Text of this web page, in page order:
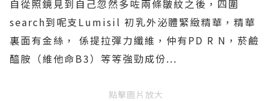
自從照鏡見到自己忽然多咗兩條皺紋之後，四圍
search到呢支Lumisil 初乳外泌體緊緻精華，精華
裏面有金絲， 係提拉彈力纖維，仲有PD R N，菸鹼
醯胺（維他命B3）等等強勁成份...
點擊圖片放大